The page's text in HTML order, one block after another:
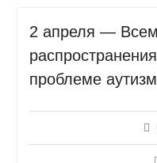
2 апреля —
проблеме